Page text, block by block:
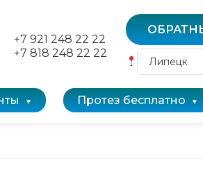
+7 921 248 22 22
+7 818 248 22 22
Протез бесплатно